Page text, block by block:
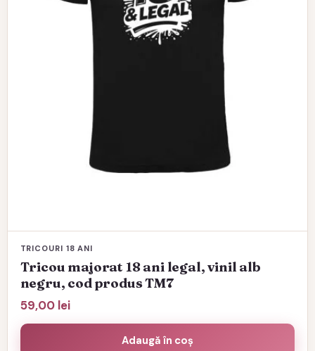
TRICOURI 18 ANI
Tricou majorat 18 ani legal, vinil alb
negru, cod produs TM7
59,00 lei
Adaugă în coș